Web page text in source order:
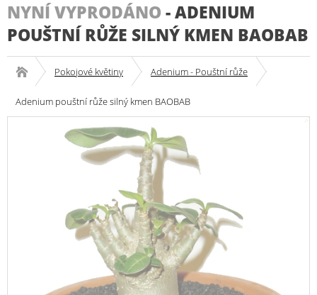
NYNÍ VYPRODÁNO -ADENIUM
POUŠTNÍ RŮŽE SILNÝ KMEN BAOBAB
Pokojové květiny Adenium - Pouštní růže
Adenium pouštní růže silný kmen BAOBAB